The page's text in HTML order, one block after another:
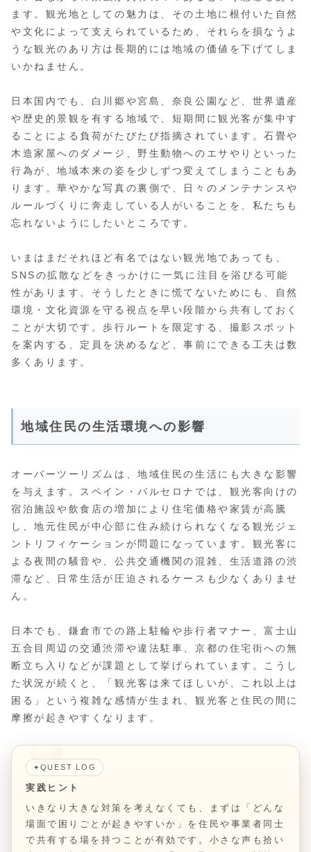
ます。観光地としての魅力は、その土地に根付いた自然
や文化によって支えられているため、それらを損なうよ
うな観光のあり方は長期的には地域の価値を下げてしま
いかねません。
日本国内でも、白川郷や宮島、奈良公園など、世界遺産
や歴史的景観を有する地域で、短期間に観光客が集中す
ることによる負荷がたびたび指摘されています。石畳や
木造家屋へのダメージ、野生動物へのエサやりといった
行為が、地域本来の姿を少しずつ変えてしまうこともあ
ります。華やかな写真の裏側で、日々のメンテナンスや
ルールづくりに奔走している人がいることを、私たちも
忘れないようにしたいところです。
いまはまだそれほど有名ではない観光地であっても、
SNSの拡散などをきっかけに一気に注目を浴びる可能
性があります。そうしたときに慌てないためにも、自然
環境・文化資源を守る視点を早い段階から共有しておく
ことが大切です。歩行ルートを限定する、撮影スポット
を案内する、定員を決めるなど、事前にできる工夫は数
多くあります。
地域住民の生活環境への影響
オーバーツーリズムは、地域住民の生活にも大きな影響
を与えます。スペイン・バルセロナでは、観光客向けの
宿泊施設や飲食店の増加により住宅価格や家賃が高騰
し、地元住民が中心部に住み続けられなくなる観光ジェ
ントリフィケーションが問題になっています。観光客に
よる夜間の騒音や、公共交通機関の混雑、生活道路の渋
滞など、日常生活が圧迫されるケースも少なくありませ
ん。
日本でも、鎌倉市での路上駐輪や歩行者マナー、富士山
五合目周辺の交通渋滞や違法駐車、京都の住宅街への無
断立ち入りなどが課題として挙げられています。こうし
た状況が続くと、「観光客は来てほしいが、これ以上は
困る」という複雑な感情が生まれ、観光客と住民の間に
摩擦が起きやすくなります。
✦ QUEST LOG
実践ヒント
いきなり大きな対策を考えなくても、まずは「どんな
場面で困りごとが起きやすいか」を住民や事業者同士
で共有する場を持つことが有効です。小さな声も拾い